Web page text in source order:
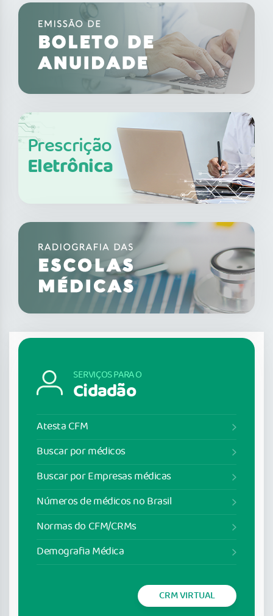
Prescrição
Eletrônica
SERVIÇOS PARA O
Cidadão
Atesta CFM
Buscar por médicos
Buscar por Empresas médicas
Números de médicos no Brasil
Normas do CFM/CRMs
Demografia Médica
CRM VIRTUAL